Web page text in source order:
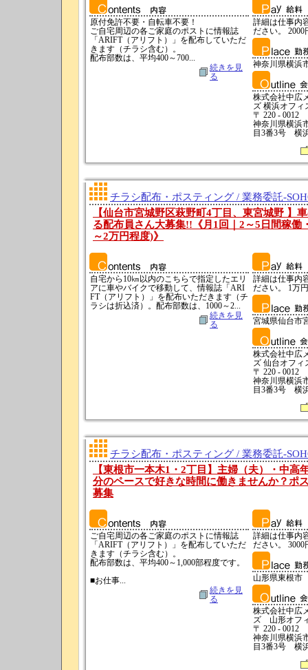
原付免許不要・自転車不要！
ご自宅周辺の各ご家庭のポストに情報誌
「ARIFT（アリフト）」を配布していただ
きます（チラシ含む）。
配布部数は、平均400～700...
続きを見
る
詳細は仕事内
ださい。 2000
神奈川県横浜
株式会社中広
ズ 横浜オフィ
〒 220 - 0012
神奈川県横浜
目3番3号 横
チラシ配布・ポスティング / 業務委託-
【仙台市宮城野区萩野町4丁目、東宮城野 】
る配布員さん大募集!!《月1回｜2～5日間稼働
～2万円程度)》
自宅から10㎞以内のこちらで指定したエリ
アに車やバイクで移動して、情報誌「ARI
FT（アリフト）」を配布いただきます（チ
ラシは折込済）。配布部数は、1000～2...
続きを見
る
詳細は仕事内
ださい。 1万
宮城県仙台市
株式会社中広
ズ 仙台オフィ
〒 220 - 0012
神奈川県横浜
目3番3号 横
チラシ配布・ポスティング / 業務委託-
【東根市一本木1・2丁目】主婦（夫）・中高
分のペースで好きな時間に働きませんか？ポ
募集
ご自宅周辺の各ご家庭のポストに情報誌
「ARIFT（アリフト）」を配布していただ
きます（チラシ含む）。
配布部数は、平均400～1,000部程度です。
■お仕事...
続きを見
る
詳細は仕事内
ださい。 3000
山形県東根市
株式会社中広
ズ 山形オフ
〒 220 - 0012
神奈川県横浜
目3番3号 横